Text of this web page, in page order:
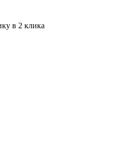
в 2 клика